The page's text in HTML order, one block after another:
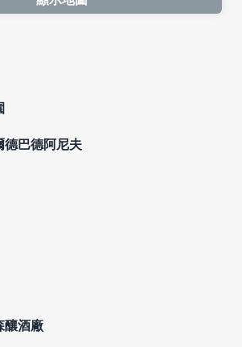
德巴德阿尼夫
釀酒廠